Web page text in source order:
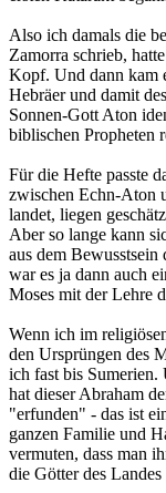
Also ich damals die
Zamorra schrieb,
Kopf. Und dann kam
Hebräer und damit
Sonnen-Gott Aton
biblischen Propheten
Für die Hefte passte
zwischen Echn-Aton
landet, liegen
Aber so lange kann
aus dem
war es ja dann auch
Moses mit der Lehre
Wenn ich im
den Ursprüngen des
ich fast bis
hat dieser Abraham
"erfunden" - das ist
ganzen Familie und
vermuten, dass man
die Götter des Landes